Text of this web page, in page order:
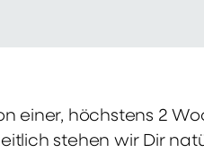
einer, höchstens 2
stehen wir Dir